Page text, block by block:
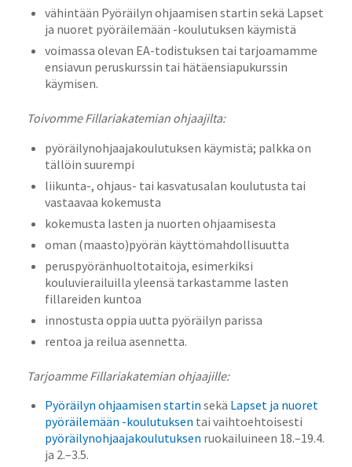
vähintään Pyöräilyn ohjaamisen startin sekä Lapset
ja nuoret pyöräilemään -koulutuksen käymistä
voimassa olevan EA-todistuksen tai tarjoamamme
ensiavun peruskurssin tai hätäensiapukurssin
käymisen.
Toivomme Fillariakatemian ohjaajilta:
pyöräilynohjaajakoulutuksen käymistä; palkka on
tällöin suurempi
liikunta-, ohjaus- tai kasvatusalan koulutusta tai
vastaavaa kokemusta
kokemusta lasten ja nuorten ohjaamisesta
oman (maasto)pyörän käyttömahdollisuutta
peruspyöränhuoltotaitoja, esimerkiksi
kouluvierailuilla yleensä tarkastamme lasten
fillareiden kuntoa
innostusta oppia uutta pyöräilyn parissa
rentoa ja reilua asennetta.
Tarjoamme Fillariakatemian ohjaajille:
Pyöräilyn ohjaamisen startin sekä Lapset ja nuoret
pyöräilemään -koulutuksen tai vaihtoehtoisesti
pyöräilynohjaajakoulutuksen ruokailuineen 18.–19.4.
ja 2.–3.5.